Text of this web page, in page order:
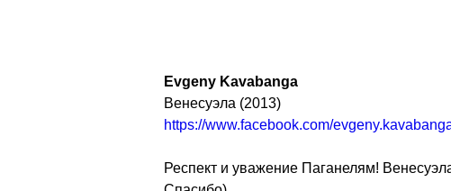
Evgeny Kavabanga
Венесуэла (2013)
https://www.facebook.com/
Респект и уважение Паганелям!